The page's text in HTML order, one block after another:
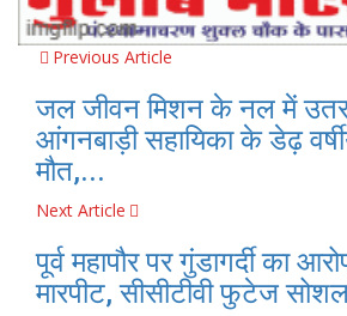
Previous Article
जल जीवन मिशन के नल में
आंगनबाड़ी सहायिका के डेढ़
मौत,...
Next Article
पूर्व महापौर पर गुंडागर्दी का
मारपीट, सीसीटीवी फुटेज